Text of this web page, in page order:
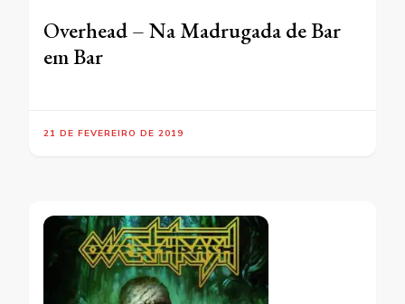
Overhead – Na Madrugada de Bar
em Bar
21 DE FEVEREIRO DE 2019